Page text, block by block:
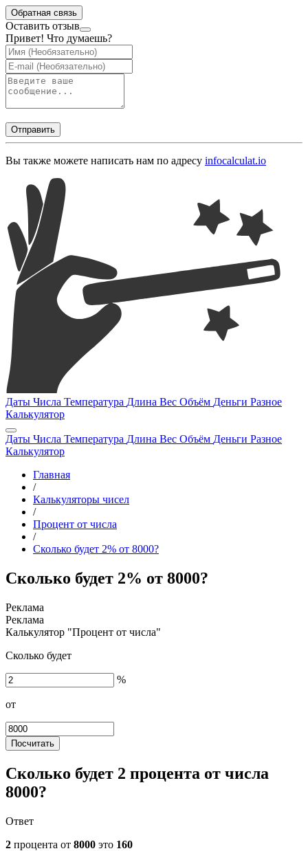
Обратная связь
Оставить отзыв
Привет! Что думаешь?
Отправить
Вы также можете написать нам по адресу infocalculat.io
Даты Числа Температура Длина Вес Объём Деньги Разное
Калькулятор
Даты Числа Температура Длина Вес Объём Деньги Разное
Калькулятор
Главная
/
Калькуляторы чисел
/
Процент от числа
/
Сколько будет 2% от 8000?
Сколько будет 2% от 8000?
Калькулятор "Процент от числа"
Сколько будет
%
от
Посчитать
Сколько будет 2 процента от числа
8000?
Ответ
2 процента от 8000 это 160